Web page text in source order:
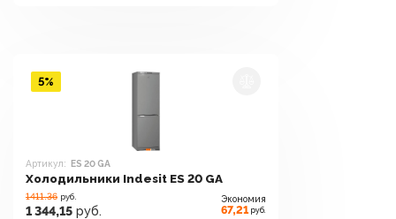
Артикул: ES 20 GA
Холодильники Indesit ES 20 GA
1411.36 руб.
1 344,15 руб.
Экономия
67,21 руб.
5%